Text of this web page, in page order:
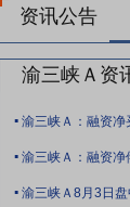
强化区域市场主
动市场份额，打
置资源投入，构
题的承担单位，
该创新的制冷原
要点8： 产学研深
资讯公告
渝三峡Ａ资
. 渝三峡Ａ：融资
. 渝三峡Ａ：融资
. 渝三峡Ａ8月3日